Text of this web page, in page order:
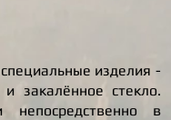
изделия -
закалённое стекло.
непосредственно в